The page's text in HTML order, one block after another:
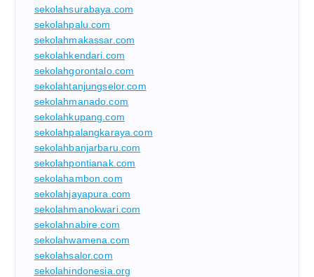
sekolahsurabaya.com
sekolahpalu.com
sekolahmakassar.com
sekolahkendari.com
sekolahgorontalo.com
sekolahtanjungselor.com
sekolahmanado.com
sekolahkupang.com
sekolahpalangkaraya.com
sekolahbanjarbaru.com
sekolahpontianak.com
sekolahambon.com
sekolahjayapura.com
sekolahmanokwari.com
sekolahnabire.com
sekolahwamena.com
sekolahsalor.com
sekolahindonesia.org